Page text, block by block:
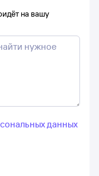
на вашу
данных